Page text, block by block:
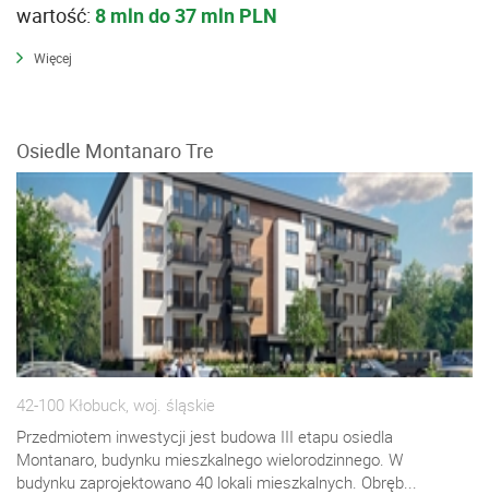
wartość: 8 mln do 37 mln PLN
Więcej
Osiedle Montanaro Tre
42-100 Kłobuck, woj. śląskie
Przedmiotem inwestycji jest budowa III etapu osiedla
Montanaro, budynku mieszkalnego wielorodzinnego. W
budynku zaprojektowano 40 lokali mieszkalnych. Obręb...